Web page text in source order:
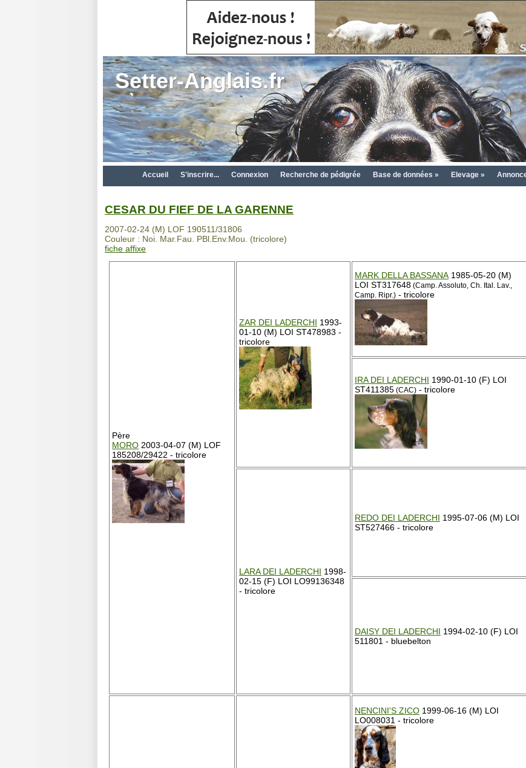
Setter-Anglais.fr
Accueil S'inscrire... Connexion Recherche de pédigrée Base de données » Elevage »
CESAR DU FIEF DE LA GARENNE
2007-02-24 (M) LOF 190511/31806
Couleur : Noi. Mar.Fau. PBl.Env.Mou. (tricolore)
fiche affixe
Père
MORO 2003-04-07 (M) LOF
185208/29422 - tricolore
ZAR DEI LADERCHI 1993-
01-10 (M) LOI ST478983 -
tricolore
MARK DELLA BASSANA 1985-05-20 (M)
LOI ST317648 (Camp. Assoluto, Ch. Ital. Lav.,
Camp. Ripr.) - tricolore
IRA DEI LADERCHI 1990-01-10 (F) LOI
ST411385 (CAC) - tricolore
LARA DEI LADERCHI 1998-
02-15 (F) LOI LO99136348
- tricolore
REDO DEI LADERCHI 1995-07-06 (M) LOI
ST527466 - tricolore
DAISY DEI LADERCHI 1994-02-10 (F) LOI
511801 - bluebelton
NENCINI'S ZICO 1999-06-16 (M) LOI
LO008031 - tricolore